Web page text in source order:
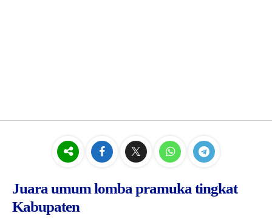
Juara umum lomba pramuka tingkat
Kabupaten